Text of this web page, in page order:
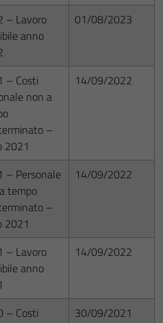
– Lavoro
anno
01/08/2023
– Costi
non a
–
2021
14/09/2022
– Personale
tempo
–
2021
14/09/2022
– Lavoro
anno
14/09/2022
– Costi
30/09/2021